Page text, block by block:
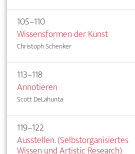
105–110
Wissensformen der Kunst
Christoph Schenker
113–118
Annotieren
Scott DeLahunta
119–122
Ausstellen. (Selbstorganisiertes
Wissen und Artistic Research)